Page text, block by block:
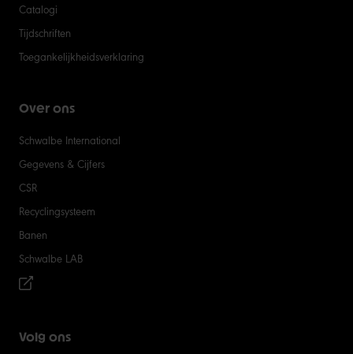
Catalogi
Tijdschriften
Toegankelijkheidsverklaring
Over ons
Schwalbe International
Gegevens & Cijfers
CSR
Recyclingsysteem
Banen
Schwalbe LAB
Volg ons